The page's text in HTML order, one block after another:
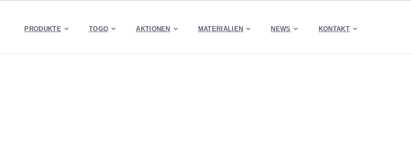
PRODUKTE TOGO AKTIONEN MATERIALIEN NEWS KONTAKT